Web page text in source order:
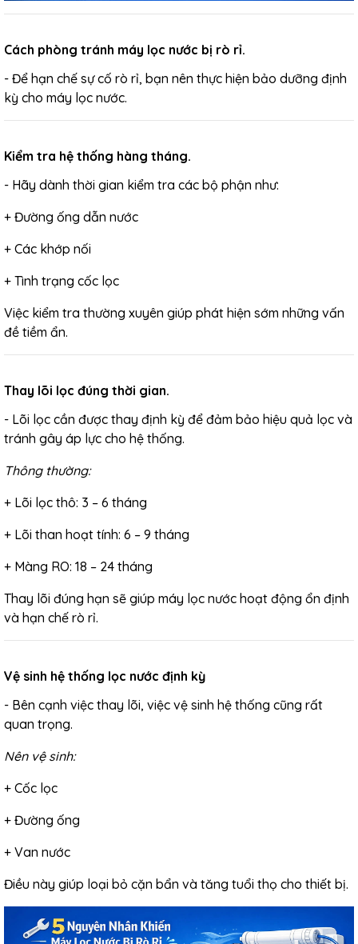
Cách phòng tránh máy lọc nước bị rò rỉ.
- Để hạn chế sự cố rò rỉ, bạn nên thực hiện bảo dưỡng định
kỳ cho máy lọc nước.
Kiểm tra hệ thống hàng tháng.
- Hãy dành thời gian kiểm tra các bộ phận như:
+ Đường ống dẫn nước
+ Các khớp nối
+ Tình trạng cốc lọc
Việc kiểm tra thường xuyên giúp phát hiện sớm những vấn
đề tiềm ẩn.
Thay lõi lọc đúng thời gian.
- Lõi lọc cần được thay định kỳ để đảm bảo hiệu quả lọc và
tránh gây áp lực cho hệ thống.
Thông thường:
+ Lõi lọc thô: 3 – 6 tháng
+ Lõi than hoạt tính: 6 – 9 tháng
+ Màng RO: 18 – 24 tháng
Thay lõi đúng hạn sẽ giúp máy lọc nước hoạt động ổn định
và hạn chế rò rỉ.
Vệ sinh hệ thống lọc nước định kỳ
- Bên cạnh việc thay lõi, việc vệ sinh hệ thống cũng rất
quan trọng.
Nên vệ sinh:
+ Cốc lọc
+ Đường ống
+ Van nước
Điều này giúp loại bỏ cặn bẩn và tăng tuổi thọ cho thiết bị.